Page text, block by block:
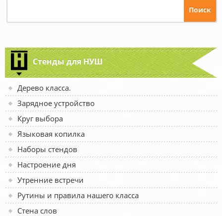
Стенды для НУШ
Дерево класса.
Зарядное устройство
Круг выбора
Языковая копилка
Наборы стендов
Настроение дня
Утренние встречи
Рутины и правила нашего класса
Стена слов